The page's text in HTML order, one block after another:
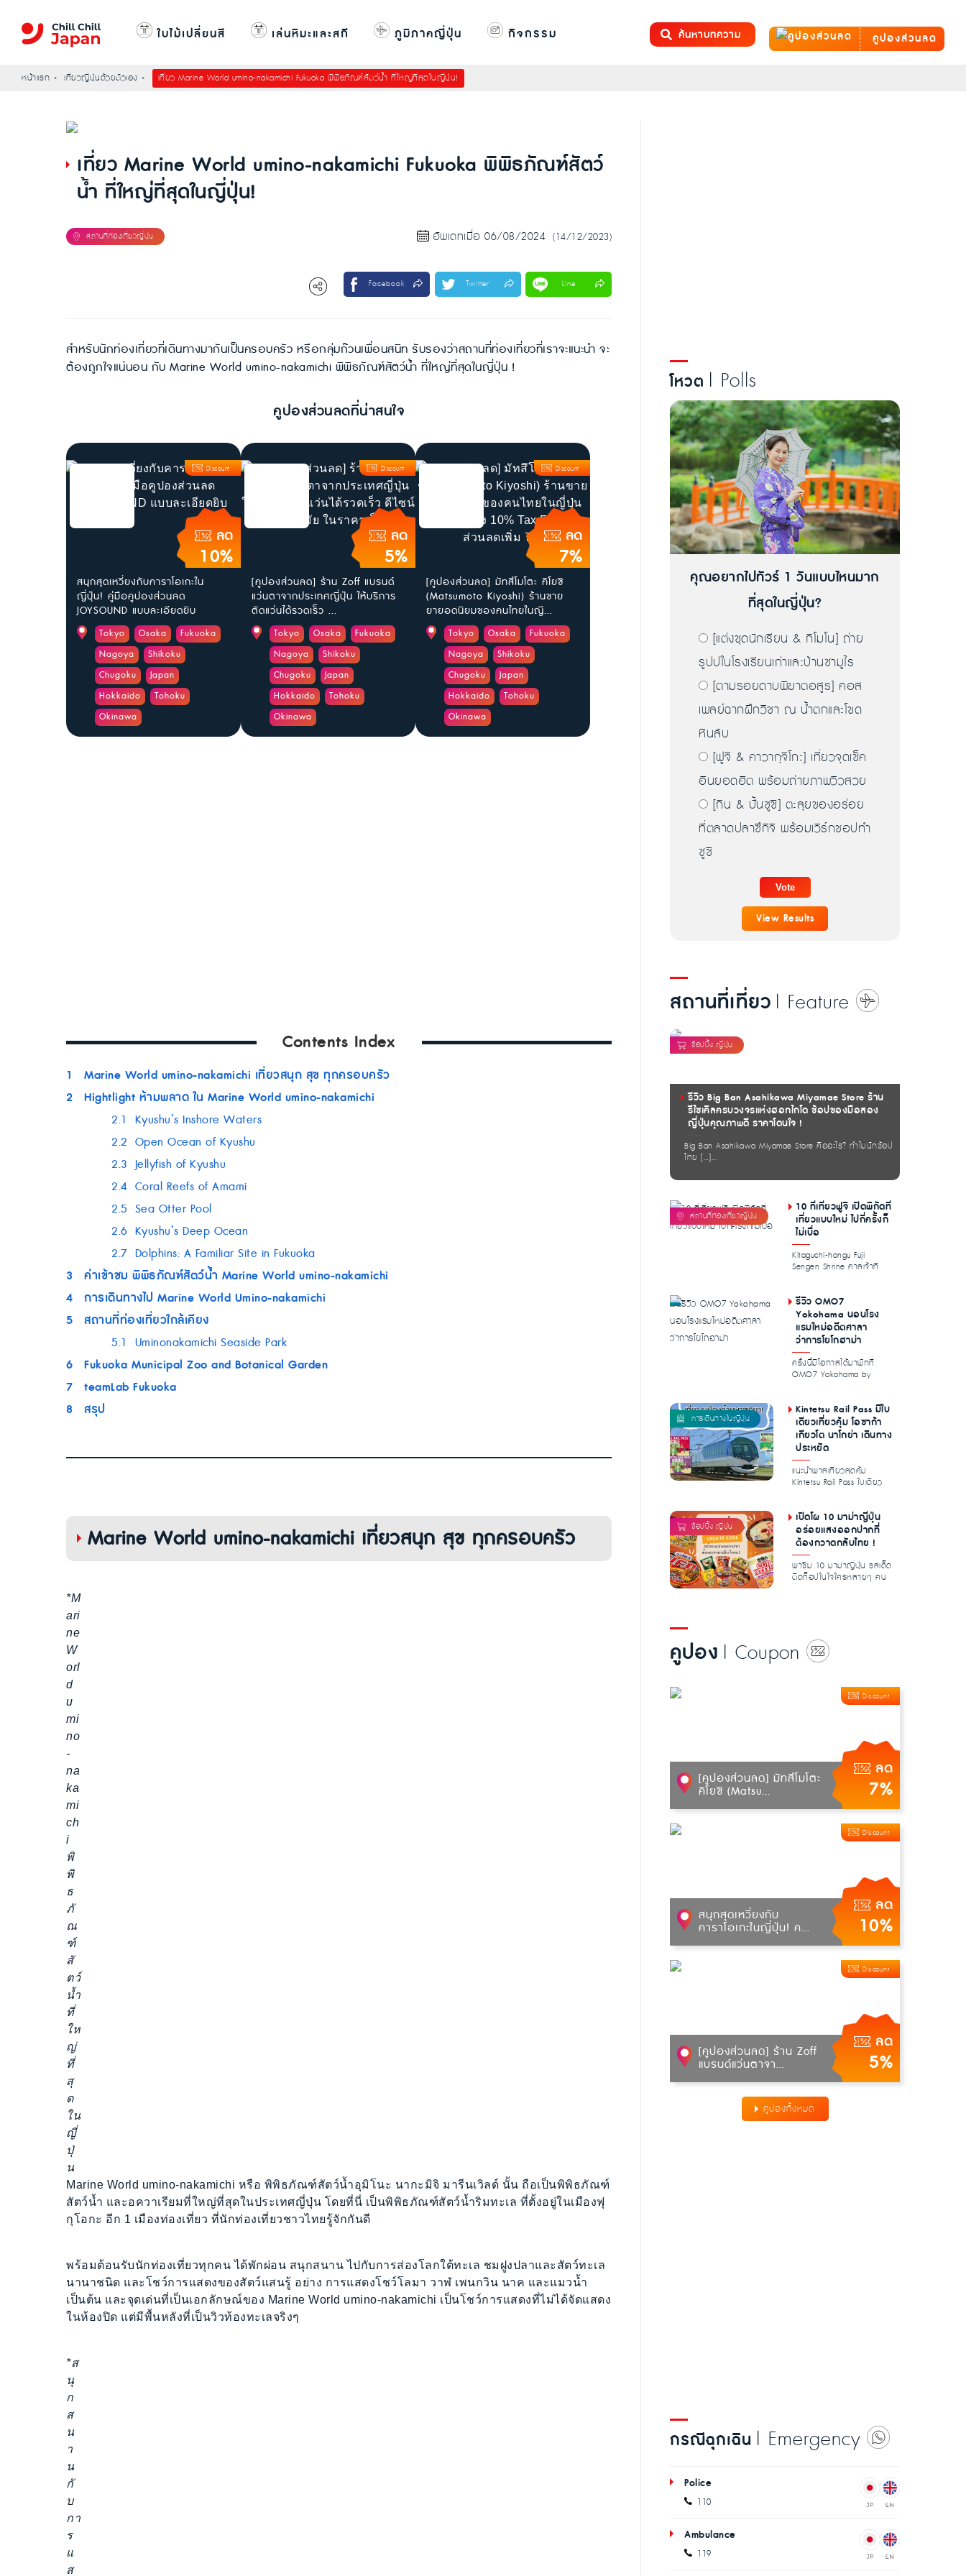
ใบไม้เปลี่ยนสี เล่นหิมะและสกี ภูมิภาคญี่ปุ่น กิจกรรม ค้นหาบทความ คูปองส่วนลด
หน้าแรก เที่ยวญี่ปุ่นด้วยตัวเอง เที่ยว Marine World umino-nakamichi Fukuoka พิพิธภัณฑ์สัตว์น้ำ ที่ใหญ่ที่สุดในญี่ปุ่น!
เที่ยว Marine World umino-nakamichi Fukuoka พิพิธภัณฑ์สัตว์
น้ำ ที่ใหญ่ที่สุดในญี่ปุ่น!
อัพเดทเมื่อ 06/08/2024 (14/12/2023)
Facebook Twitter Line
สำหรับนักท่องเที่ยวที่เดินทางมากันเป็นครอบครัว หรือกลุ่มก๊วนเพื่อนสนิท รับรองว่าสถานที่ท่องเที่ยวที่เราจะแนะนำ จะ
ต้องถูกใจแน่นอน กับ Marine World umino-nakamichi พิพิธภัณฑ์สัตว์น้ำ ที่ใหญ่ที่สุดในญี่ปุ่น !
คูปองส่วนลดที่น่าสนใจ
ลด
10%
Discount
สนุกสุดเหวี่ยงกับคาราโอเกะใน
ญี่ปุ่น! คู่มือคูปองส่วนลด
JOYSOUND แบบละเอียดยิบ
Tokyo Osaka
Fukuoka
Nagoya
Shikoku
Chugoku
Japan
Hokkaido
Tohoku
Okinawa
ลด
5%
Discount
[คูปองส่วนลด] ร้าน Zoff แบรนด์
แว่นตาจากประเทศญี่ปุ่น ให้บริการ
ตัดแว่นได้รวดเร็ว ...
Tokyo Osaka
Fukuoka
Nagoya
Shikoku
Chugoku
Japan
Hokkaido
Tohoku
Okinawa
ลด
7%
Discount
[คูปองส่วนลด] มัทสึโมโตะ คิโยชิ
(Matsumoto Kiyoshi) ร้านขาย
ยายอดนิยมของคนไทยในญี...
Tokyo Osaka
Fukuoka
Nagoya
Shikoku
Chugoku
Japan
Hokkaido
Tohoku
Okinawa
Contents Index
1
Marine World umino-nakamichi เที่ยวสนุก สุข ทุกครอบครัว
2 Hightlight ห้ามพลาด ใน Marine World umino-nakamichi
2.1 Kyushu’s Inshore Waters
2.2 Open Ocean of Kyushu
2.3 Jellyfish of Kyushu
2.4 Coral Reefs of Amami
2.5 Sea Otter Pool
2.6 Kyushu’s Deep Ocean
2.7 Dolphins: A Familiar Site in Fukuoka
3
ค่าเข้าชม พิพิธภัณฑ์สัตว์น้ำ Marine World umino-nakamichi
4 การเดินทางไป Marine World Umino-nakamichi
5 สถานที่ท่องเที่ยวใกล้เคียง
5.1 Uminonakamichi Seaside Park
6 Fukuoka Municipal Zoo and Botanical Garden
7 teamLab Fukuoka
8 สรุป
Marine World umino-nakamichi เที่ยวสนุก สุข ทุกครอบครัว
*M
ari
ne
W
orl
d
u
mi
no
-
na
ka
mi
ch
i
พิ
พิ
ธ
ภั
ณ
ฑ์
สั
ตว์
น้ำ
ที่
ให
ญ่
ที่
สุ
ด
ใน
ญี่
ปุ่
น
Marine World umino-nakamichi หรือ พิพิธภัณฑ์สัตว์น้ำอุมิโนะ นากะมิจิ มารีนเวิลด์ นั้น ถือเป็นพิพิธภัณฑ์
สัตว์น้ำ และอควาเรียมที่ใหญ่ที่สุดในประเทศญี่ปุ่น โดยที่นี่ เป็นพิพิธภัณฑ์สัตว์น้ำริมทะเล ที่ตั้งอยู่ในเมืองฟุ
กุโอกะ อีก 1 เมืองท่องเที่ยว ที่นักท่องเที่ยวชาวไทยรู้จักกันดี
พร้อมต้อนรับนักท่องเที่ยวทุกคน ได้พักผ่อน สนุกสนาน ไปกับการส่องโลกใต้ทะเล ชมฝูงปลาและสัตว์ทะเล
นานาชนิด และโชว์การแสดงของสัตว์แสนรู้ อย่าง การแสดงโชว์โลมา วาฬ เพนกวิน นาค และแมวน้ำ
เป็นต้น และจุดเด่นที่เป็นเอกลักษณ์ของ Marine World umino-nakamichi เป็นโชว์การแสดงที่ไม่ได้จัดแสดง
ในห้องปิด แต่มีพื้นหลังที่เป็นวิวท้องทะเลจริงๆ
*ส
นุ
ก
ส
น
า
น
กั
บ
กา
ร
แ
ส
โหวต | Polls
คุณอยากไปทัวร์ 1 วันแบบไหนมาก
ที่สุดในญี่ปุ่น?
[แต่งชุดนักเรียน & กิโมโน] ถ่าย
รูปปในโรงเรียนเก่าและบ้านซามูไร
[ตามรอยดาบพิฆาตอสูร] คอส
เพลย์ฉากฝึกวิชา ณ น้ำตกและโขด
หินลับ
[ฟูจิ & คาวากุจิโกะ] เที่ยวจุดเช็ค
อินยอดฮิต พร้อมถ่ายภาพวิวสวย
[กิน & ปั้นซูชิ] ตะลุยของอร่อย
ที่ตลาดปลาซึกิจิ พร้อมเวิร์กชอปทำ
ซูชิ
View Results
สถานที่เที่ยว | Feature
รีวิว Big Ban Asahikawa Miyamae Store ร้าน
รีไซเคิลครบวงจรแห่งฮอกไกโด ช้อปของมือสอง
ญี่ปุ่นคุณภาพดี ราคาโดนใจ !
Big Ban Asahikawa Miyamae Store คืออะไร? ทำไมนักช้อป
ไทย […]...
10 ที่เที่ยวฟูจิ เปิดพิกัดที่
เที่ยวแบบใหม่ ไปกี่ครั้งก็
ไม่เบื่อ
Kitaguchi-hongu Fuji
Sengen Shrine ศาลเจ้าที่
รีวิว OMO7
Yokohama นอนโรง
แรมใหม่อดีตศาลา
ว่าการโยโกฮาม่า
ครั้งนี้มีโอกาสได้มาพักที่
OMO7 Yokohama by
Kintetsu Rail Pass มีใบ
เดียวเที่ยวคุ้ม โอซาก้า
เกียวโต นาโกย่า เดินทาง
ประหยัด
แนะนำพาสเที่ยวสุดคุ้ม
Kintetsu Rail Pass ใบเดียว
เปิดโผ 10 มาม่าญี่ปุ่น
อร่อยแสงออกปากที่
ต้องกวาดกลับไทย !
พาชิม 10 มาม่าญี่ปุ่น รสเด็ด
ติดท็อปในใจใครหลายๆ คน
คูปอง | Coupon
ลด
7%
Discount
[คูปองส่วนลด] มัทสึโมโตะ
คิโยชิ (Matsu...
ลด
10%
Discount
สนุกสุดเหวี่ยงกับ
คาราโอเกะในญี่ปุ่น! ค...
ลด
5%
Discount
[คูปองส่วนลด] ร้าน Zoff
แบรนด์แว่นตาจา...
คูปองทั้งหมด
กรณีฉุกเฉิน | Emergency
Police
110
Ambulance
119